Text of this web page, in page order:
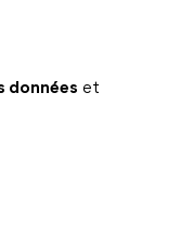
données et